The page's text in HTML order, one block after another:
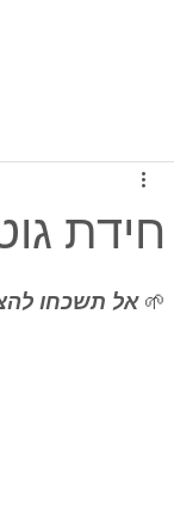
חידת גוטי 17 -
🌱 אל תשכחו